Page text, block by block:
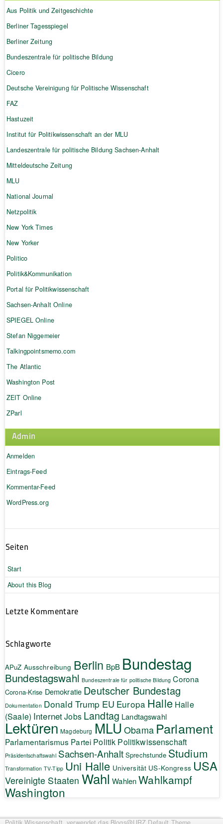
Aus Politik und Zeitgeschichte
Berliner Tagesspiegel
Berliner Zeitung
Bundeszentrale für politische Bildung
Cicero
Deutsche Vereinigung für Politische Wissenschaft
FAZ
Hastuzeit
Institut für Politikwissenschaft an der MLU
Landeszentrale für politische Bildung Sachsen-Anhalt
Mitteldeutsche Zeitung
MLU
National Journal
Netzpolitik
New York Times
New Yorker
Politico
Politik&Kommunikation
Portal für Politikwissenschaft
Sachsen-Anhalt Online
SPIEGEL Online
Stefan Niggemeier
Talkingpointsmemo.com
The Atlantic
Washington Post
ZEIT Online
ZParl
Admin
Anmelden
Eintrags-Feed
Kommentar-Feed
WordPress.org
Seiten
Start
About this Blog
Letzte Kommentare
Schlagworte
APuZ Ausschreibung Berlin BpB Bundestag
Bundestagswahl Bundeszentrale für politische Bildung Corona
Corona-Krise Demokratie Deutscher Bundestag
Dokumentation Donald Trump EU Europa Halle Halle
(Saale) InternetJobs Landtag Landtagswahl
Lektüren Magdeburg MLU Obama Parlament
Parlamentarismus Partei Politik Politikwissenschaft
Präsidentschaftswahl Sachsen-Anhalt Sprechstunde Studium
Transformation TV-Tipp Uni Halle Universität US-Kongress USA
Vereinigte Staaten Wahl Wahlen Wahlkampf
Washington